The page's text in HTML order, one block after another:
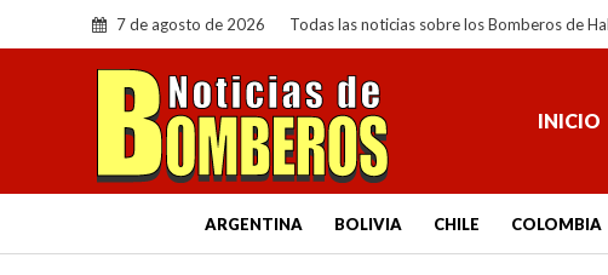
7 de agosto de 2026 Todas las noticias sobre los Bomberos de
INICIO
ARGENTINA BOLIVIA CHILE COLOMBIA